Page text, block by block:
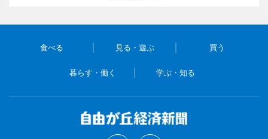
食べる 見る・遊ぶ 買う
暮らす・働く 学ぶ・知る